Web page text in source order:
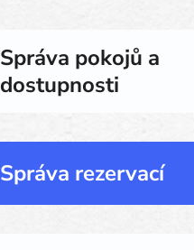
Správa pokojů a
dostupnosti
Správa rezervací